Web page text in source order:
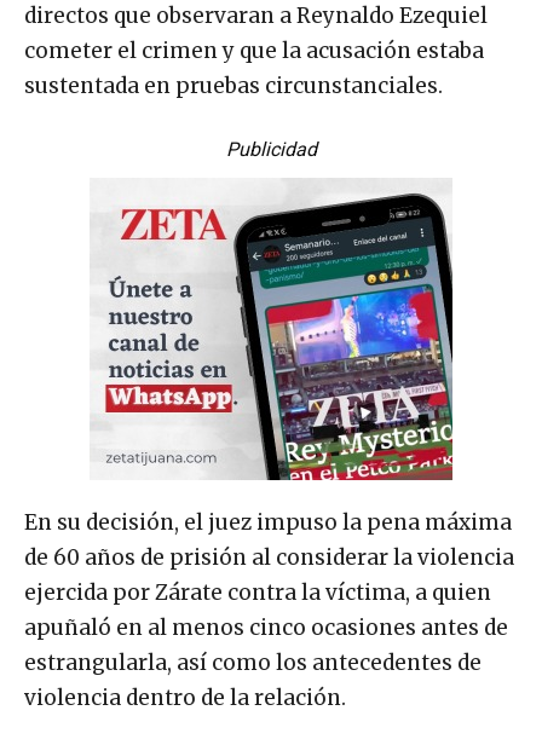
directos que observaran a Reynaldo Ezequiel
cometer el crimen y que la acusación estaba
sustentada en pruebas circunstanciales.
Publicidad
En su decisión, el juez impuso la pena máxima
de 60 años de prisión al considerar la violencia
ejercida por Zárate contra la víctima, a quien
apuñaló en al menos cinco ocasiones antes de
estrangularla, así como los antecedentes de
violencia dentro de la relación.